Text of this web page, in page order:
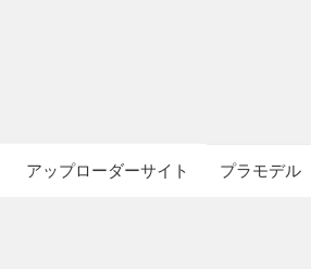
アップローダーサイト プラモデル